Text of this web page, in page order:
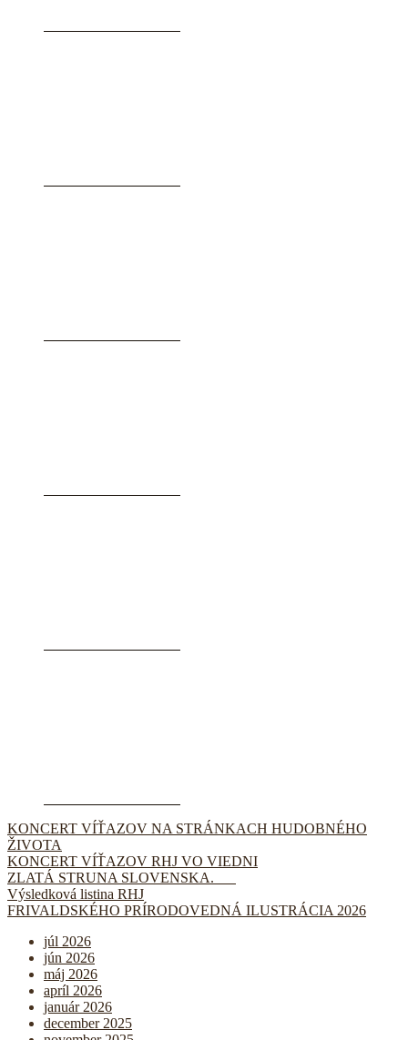
KONCERT VÍŤAZOV NA STRÁNKACH HUDOBNÉHO
ŽIVOTA
KONCERT VÍŤAZOV RHJ VO VIEDNI
ZLATÁ STRUNA SLOVENSKA.
Výsledková listina RHJ
FRIVALDSKÉHO PRÍRODOVEDNÁ ILUSTRÁCIA 2026
júl 2026
jún 2026
máj 2026
apríl 2026
január 2026
december 2025